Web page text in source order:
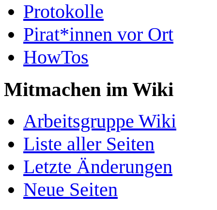
Protokolle
Pirat*innen vor Ort
HowTos
Mitmachen im Wiki
Arbeitsgruppe Wiki
Liste aller Seiten
Letzte Änderungen
Neue Seiten